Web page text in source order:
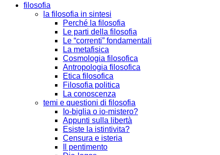
filosofia
la filosofia in sintesi
Perché la filosofia
Le parti della filosofia
Le “correnti” fondamentali
La metafisica
Cosmologia filosofica
Antropologia filosofica
Etica filosofica
Filosofia politica
La conoscenza
temi e questioni di filosofia
Io-biglia o io-mistero?
Appunti sulla libertà
Esiste la istintivita?
Censura e isteria
Il pentimento